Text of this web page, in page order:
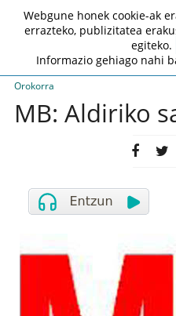
Orokorra
MB: Aldiriko
Webgune honek cookie-ak
errazteko, publizitatea
egiteko.
Informazio gehiago nahi